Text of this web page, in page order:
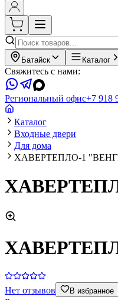
Батайск Каталог
Свяжитесь с нами:
Региональный офис+7 918
Каталог
Входные двери
Для дома
ХАВЕРТЕПЛО-1
Нет отзывов В избранное